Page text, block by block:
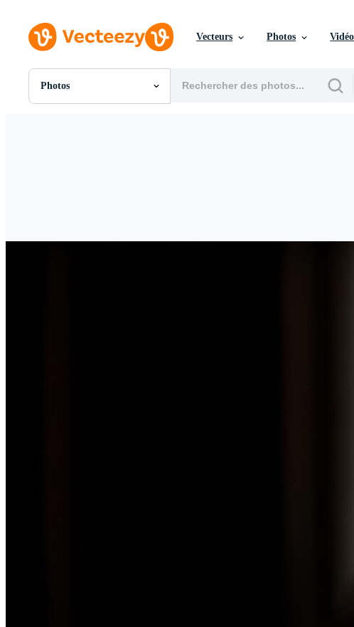
Vecteurs Photos
Photos
Toutes Images